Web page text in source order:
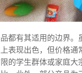
都有其适用的边界。
表现出色，但价格通
的学生群体或家庭大